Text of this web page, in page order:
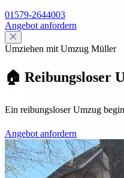
01579-2644003
Angebot anfordern
Umziehen mit Umzug Müller
🏠 Reibungsloser
Ein reibungsloser Umzug
Angebot anfordern